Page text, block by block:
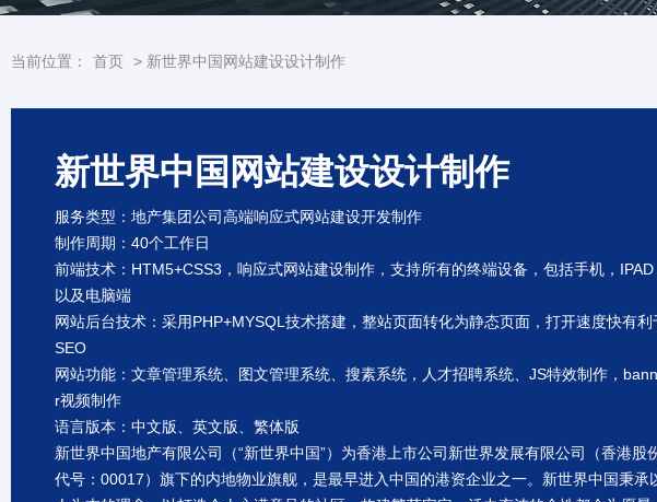
当前位置： 首页 > 新世界中国网站建设设计制作
新世界中国网站建设设计制作
服务类型：地产集团公司高端响应式网站建设开发制作
制作周期：40个工作日
前端技术：HTM5+CSS3，响应式网站建设制作，支持所有的终端设备，包括手机，IPAD
以及电脑端
网站后台技术：采用PHP+MYSQL技术搭建，整站页面转化为静态页面，打开速度快有利
SEO
网站功能：文章管理系统、图文管理系统、搜素系统，人才招聘系统、JS特效制作，
r视频制作
语言版本：中文版、英文版、繁体版
新世界中国地产有限公司（“新世界中国”）为香港上市公司新世界发展有限公司（香港股
代号：00017）旗下的内地物业旗舰，是最早进入中国的港资企业之一。新世界中国秉承